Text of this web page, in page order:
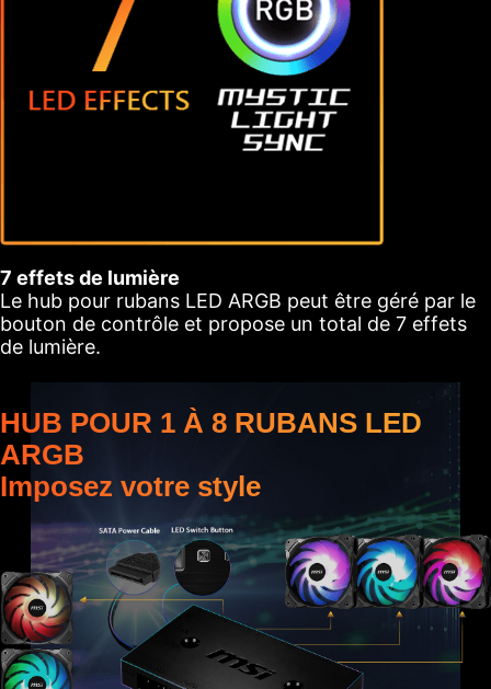
7 effets de lumière
Le hub pour rubans LED ARGB peut être géré par le
bouton de contrôle et propose un total de 7 effets
de lumière.
HUB POUR 1 À 8 RUBANS LED
ARGB
Imposez votre style